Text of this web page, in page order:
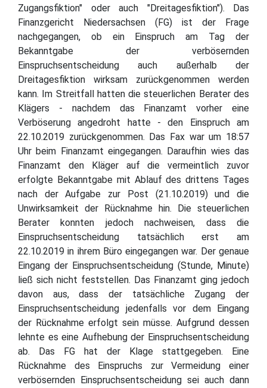
Zugangsfiktion" oder auch "Dreitagesfiktion"). Das
Finanzgericht Niedersachsen (FG) ist der Frage
nachgegangen, ob ein Einspruch am Tag der
Bekanntgabe der verbösernden
Einspruchsentscheidung auch außerhalb der
Dreitagesfiktion wirksam zurückgenommen werden
kann. Im Streitfall hatten die steuerlichen Berater des
Klägers - nachdem das Finanzamt vorher eine
Verböserung angedroht hatte - den Einspruch am
22.10.2019 zurückgenommen. Das Fax war um 18:57
Uhr beim Finanzamt eingegangen. Daraufhin wies das
Finanzamt den Kläger auf die vermeintlich zuvor
erfolgte Bekanntgabe mit Ablauf des drittens Tages
nach der Aufgabe zur Post (21.10.2019) und die
Unwirksamkeit der Rücknahme hin. Die steuerlichen
Berater konnten jedoch nachweisen, dass die
Einspruchsentscheidung tatsächlich erst am
22.10.2019 in ihrem Büro eingegangen war. Der genaue
Eingang der Einspruchsentscheidung (Stunde, Minute)
ließ sich nicht feststellen. Das Finanzamt ging jedoch
davon aus, dass der tatsächliche Zugang der
Einspruchsentscheidung jedenfalls vor dem Eingang
der Rücknahme erfolgt sein müsse. Aufgrund dessen
lehnte es eine Aufhebung der Einspruchsentscheidung
ab. Das FG hat der Klage stattgegeben. Eine
Rücknahme des Einspruchs zur Vermeidung einer
verbösernden Einspruchsentscheidung sei auch dann